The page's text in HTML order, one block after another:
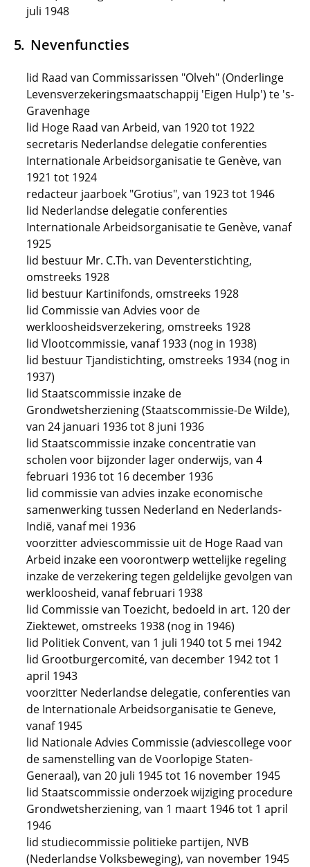
juli 1948
Nevenfuncties
lid Raad van Commissarissen "Olveh" (Onderlinge
Levensverzekeringsmaatschappij 'Eigen Hulp') te 's-
Gravenhage
lid Hoge Raad van Arbeid, van 1920 tot 1922
secretaris Nederlandse delegatie conferenties
Internationale Arbeidsorganisatie te Genève, van
1921 tot 1924
redacteur jaarboek "Grotius", van 1923 tot 1946
lid Nederlandse delegatie conferenties
Internationale Arbeidsorganisatie te Genève, vanaf
1925
lid bestuur Mr. C.Th. van Deventerstichting,
omstreeks 1928
lid bestuur Kartinifonds, omstreeks 1928
lid Commissie van Advies voor de
werkloosheidsverzekering, omstreeks 1928
lid Vlootcommissie, vanaf 1933 (nog in 1938)
lid bestuur Tjandistichting, omstreeks 1934 (nog in
1937)
lid Staatscommissie inzake de
Grondwetsherziening (Staatscommissie-De Wilde),
van 24 januari 1936 tot 8 juni 1936
lid Staatscommissie inzake concentratie van
scholen voor bijzonder lager onderwijs, van 4
februari 1936 tot 16 december 1936
lid commissie van advies inzake economische
samenwerking tussen Nederland en Nederlands-
Indië, vanaf mei 1936
voorzitter adviescommissie uit de Hoge Raad van
Arbeid inzake een voorontwerp wettelijke regeling
inzake de verzekering tegen geldelijke gevolgen van
werkloosheid, vanaf februari 1938
lid Commissie van Toezicht, bedoeld in art. 120 der
Ziektewet, omstreeks 1938 (nog in 1946)
lid Politiek Convent, van 1 juli 1940 tot 5 mei 1942
lid Grootburgercomité, van december 1942 tot 1
april 1943
voorzitter Nederlandse delegatie, conferenties van
de Internationale Arbeidsorganisatie te Geneve,
vanaf 1945
lid Nationale Advies Commissie (adviescollege voor
de samenstelling van de Voorlopige Staten-
Generaal), van 20 juli 1945 tot 16 november 1945
lid Staatscommissie onderzoek wijziging procedure
Grondwetsherziening, van 1 maart 1946 tot 1 april
1946
lid studiecommissie politieke partijen, NVB
(Nederlandse Volksbeweging), van november 1945